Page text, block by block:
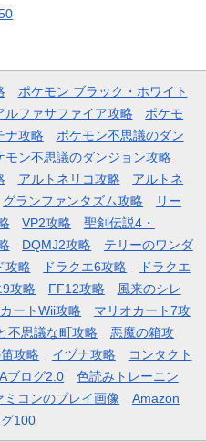
ポケモン ブラック・ホワイト
ルファサファイア攻略
ポケモ
ナ攻略
ポケモン不思議のダン
モン不思議のダンジョン攻略
アルトネリコ攻略
アルトネ
グランファンタズム攻略
リー
VP2攻略
聖剣伝説4・
DQMJ2攻略
テリーのワンダ
攻略 ドラクエ6攻略
ドラクエ
9攻略 FF12攻略
風来のシレ
ートWii攻略
マリオカート7攻
不思議な町攻略
悪魔の箱攻
攻略 イヅナ攻略
コンタクト
ブログ2.0
色読みトレーニン
ミコンのプレイ画像
Amazon
100